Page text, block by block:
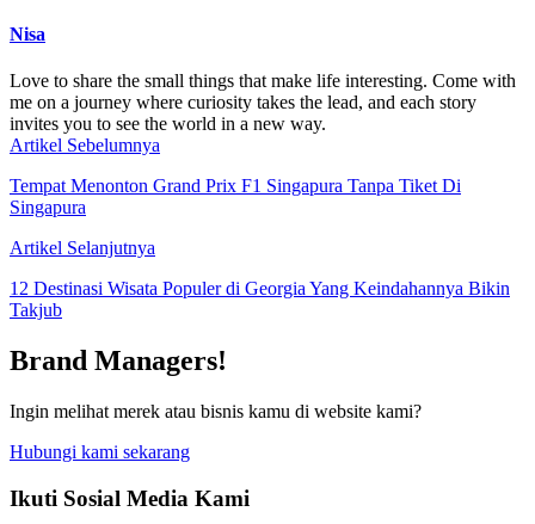
Nisa
Love to share the small things that make life interesting. Come with
me on a journey where curiosity takes the lead, and each story
invites you to see the world in a new way.
Artikel Sebelumnya
Tempat Menonton Grand Prix F1 Singapura Tanpa Tiket Di
Singapura
Artikel Selanjutnya
12 Destinasi Wisata Populer di Georgia Yang Keindahannya Bikin
Takjub
Brand Managers!
Ingin melihat merek atau bisnis kamu di website kami?
Hubungi kami sekarang
Ikuti Sosial Media Kami